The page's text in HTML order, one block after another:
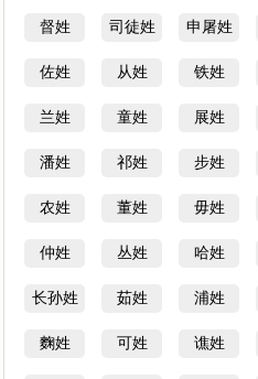
督姓 司徒姓 申屠姓
佐姓 从姓 铁姓
兰姓 童姓 展姓
潘姓 祁姓 步姓
农姓 董姓 毋姓
仲姓 丛姓 哈姓
长孙姓 茹姓 浦姓
麴姓 可姓 谯姓